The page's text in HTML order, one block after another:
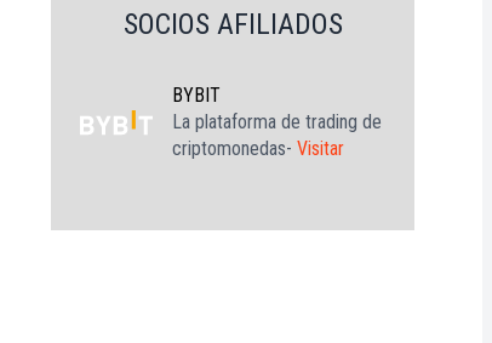
SOCIOS AFILIADOS
BYBIT
La plataforma de trading de
criptomonedas- Visitar